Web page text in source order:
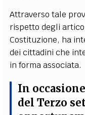
Attraverso tale
rispetto degli
Costituzione, ha
dei cittadini che
in forma associata.
In
del Terzo